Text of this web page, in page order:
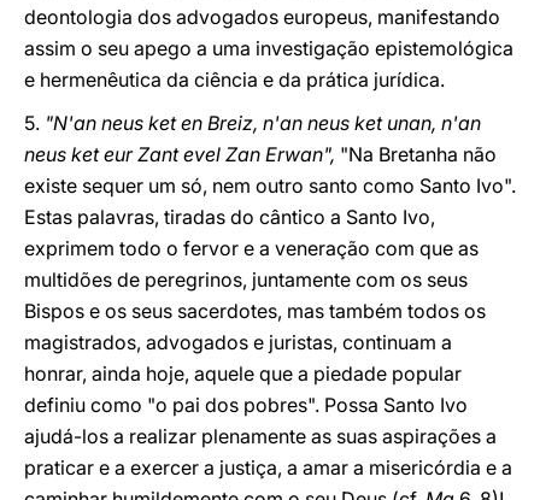
deontologia dos advogados europeus, manifestando
assim o seu apego a uma investigação epistemológica
e hermenêutica da ciência e da prática jurídica.
5. "N'an neus ket en Breiz, n'an neus ket unan, n'an
neus ket eur Zant evel Zan Erwan", "Na Bretanha não
existe sequer um só, nem outro santo como Santo Ivo".
Estas palavras, tiradas do cântico a Santo Ivo,
exprimem todo o fervor e a veneração com que as
multidões de peregrinos, juntamente com os seus
Bispos e os seus sacerdotes, mas também todos os
magistrados, advogados e juristas, continuam a
honrar, ainda hoje, aquele que a piedade popular
definiu como "o pai dos pobres". Possa Santo Ivo
ajudá-los a realizar plenamente as suas aspirações a
praticar e a exercer a justiça, a amar a misericórdia e a